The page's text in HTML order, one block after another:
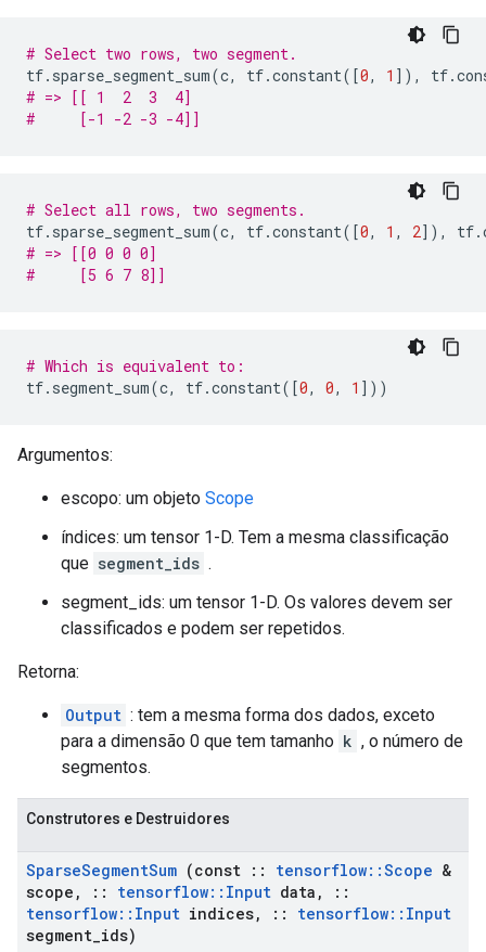
# Select two rows, two segment.
tf. sparse_segment_sum(c, tf.constant([0, 1 ]), tf.
# => [[ 1  2  3  4]
#     [-1 -2 -3 -4]]
# Select all rows, two segments.
tf. sparse_segment_sum(c, tf.constant([0, 1 , 2]), tf.
# => [[0 0 0 0]
#     [5 6 7 8]]
# Which is equivalent to:
tf. segment_sum(c, tf.constant([0, 0, 1 ]))
Argumentos:
escopo: um objeto Scope
índices: um tensor 1-D. Tem a mesma classificação
que segment_ids .
segment_ids: um tensor 1-D. Os valores devem ser
classificados e podem ser repetidos.
Retorna:
Output : tem a mesma forma dos dados, exceto
para a dimensão 0 que tem tamanho k , o número de
segmentos.
Construtores e Destruidores
SparseSegmentSum (const :: tensorflow::Scope &
scope , :: tensorflow:: Input data ,
::
tensorflow:: Input indices, :: tensorflow:: Input
segment ids)